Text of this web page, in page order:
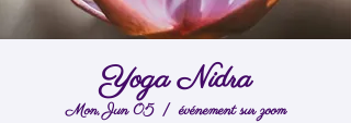
Yoga Nidra
Mon, Jun 05
  |
événement sur zoom